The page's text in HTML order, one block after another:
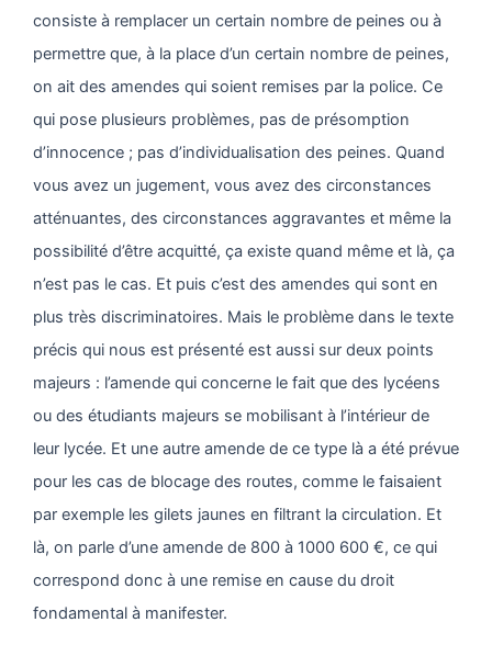
consiste à remplacer un certain nombre de peines ou à
permettre que, à la place d’un certain nombre de peines,
on ait des amendes qui soient remises par la police. Ce
qui pose plusieurs problèmes, pas de présomption
d’innocence ; pas d’individualisation des peines. Quand
vous avez un jugement, vous avez des circonstances
atténuantes, des circonstances aggravantes et même la
possibilité d’être acquitté, ça existe quand même et là, ça
n’est pas le cas. Et puis c’est des amendes qui sont en
plus très discriminatoires. Mais le problème dans le texte
précis qui nous est présenté est aussi sur deux points
majeurs : l’amende qui concerne le fait que des lycéens
ou des étudiants majeurs se mobilisant à l’intérieur de
leur lycée. Et une autre amende de ce type là a été prévue
pour les cas de blocage des routes, comme le faisaient
par exemple les gilets jaunes en filtrant la circulation. Et
là, on parle d’une amende de 800 à 1000 600 €, ce qui
correspond donc à une remise en cause du droit
fondamental à manifester.